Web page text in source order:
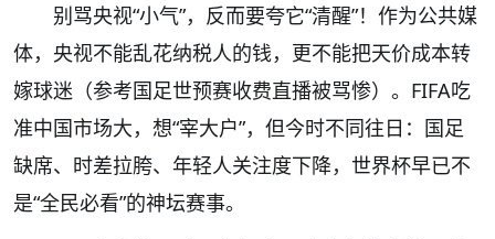
别骂央视“小气”，反而要夸它“清醒”！作为公共媒
体，央视不能乱花纳税人的钱，更不能把天价成本转
嫁球迷（参考国足世预赛收费直播被骂惨）。FIFA吃
准中国市场大，想“宰大户”，但今时不同往日：国足
缺席、时差拉胯、年轻人关注度下降，世界杯早已不
是“全民必看”的神坛赛事。